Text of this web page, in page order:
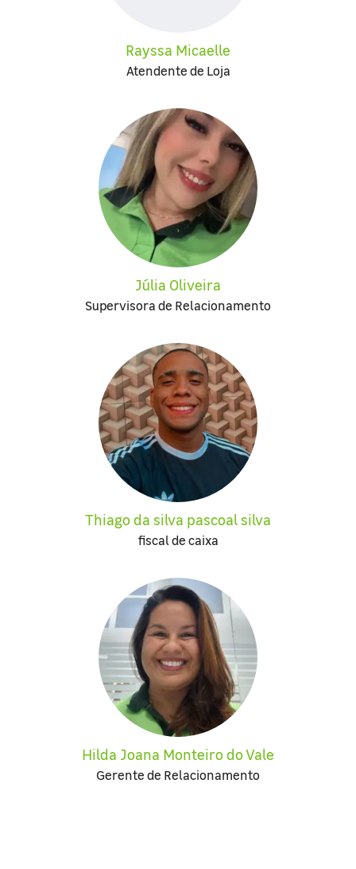
Rayssa Micaelle
Atendente de Loja
Júlia Oliveira
Supervisora de Relacionamento
Thiago da silva pascoal silva
fiscal de caixa
Hilda Joana Monteiro do Vale
Gerente de Relacionamento